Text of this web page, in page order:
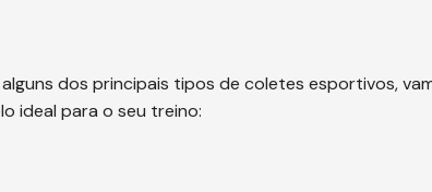
dos principais tipos de coletes esportivos,
ideal para o seu treino: